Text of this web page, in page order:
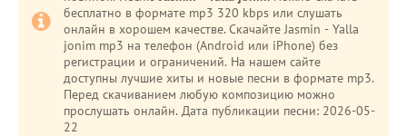
бесплатно в формате mp3 320 kbps или слушать
онлайн в хорошем качестве. Скачайте Jasmin - Yalla
jonim mp3 на телефон (Android или iPhone) без
регистрации и ограничений. На нашем сайте
доступны лучшие хиты и новые песни в формате mp3.
Перед скачиванием любую композицию можно
прослушать онлайн. Дата публикации песни: 2026-05-
22